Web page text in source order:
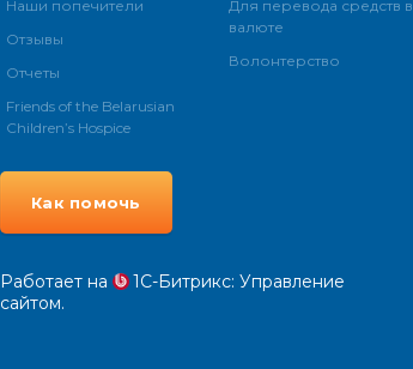
Наши попечители
Отзывы
Отчеты
Friends of the Belarusian
Children’s Hospice
Для перевода средств в
валюте
Волонтерство
Как помочь
Работает на 1С-Битрикс: Управление
сайтом.